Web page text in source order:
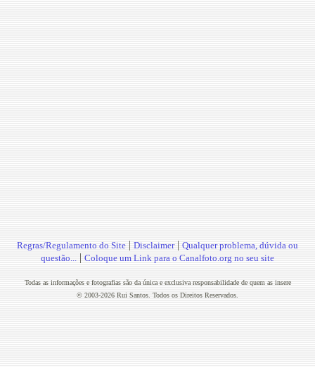
Regras/Regulamento do Site | Disclaimer| Qualquer problema, dúvida ou
questão... | Coloque um Link para o Canalfoto.org no seu site
Todas as informações e fotografias são da única e exclusiva responsabilidade de quem as insere
© 2003-2026 Rui Santos. Todos os Direitos Reservados.